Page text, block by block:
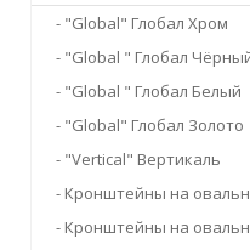
- "Global" Глобал Хром
- "Global " Глобал
- "Global " Глобал Белый
- "Global" Глобал Золото
- "Vertical" Вертикаль
- Кронштейны на
- Кронштейны на